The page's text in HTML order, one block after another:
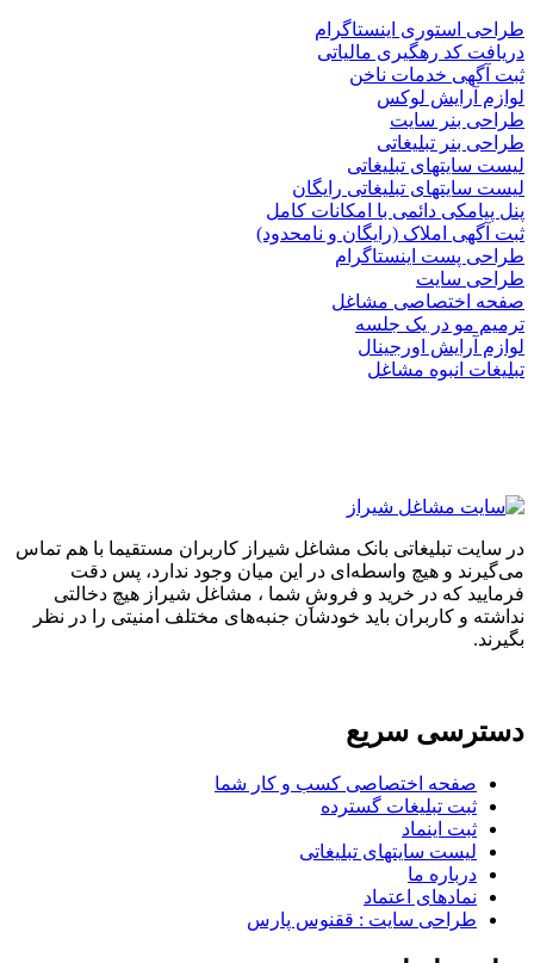
طراحی استوری اینستاگرام
دریافت کد رهگیری مالیاتی
ثبت آگهی خدمات ناخن
لوازم آرایش لوکس
طراحی بنر سایت
طراحی بنر تبلیغاتی
لیست سایتهای تبلیغاتی
لیست سایتهای تبلیغاتی رایگان
پنل پیامکی دائمی با امکانات کامل
ثبت آگهی املاک (رایگان و نامحدود)
طراحی پست اینستاگرام
طراحی سایت
صفحه اختصاصی مشاغل
ترمیم مو در یک جلسه
لوازم آرایش اورجینال
تبلیغات انبوه مشاغل
در سایت تبلیغاتی بانک مشاغل شیراز کاربران مستقیما با هم تماس
می‌گیرند و هیچ واسطه‌ای در این میان وجود ندارد، پس دقت
فرمایید که در خرید و فروشِ شما ، مشاغل شیراز هیچ دخالتی
نداشته و کاربران باید خودشان جنبه‌های مختلف امنیتی را در نظر
بگیرند.
دسترسی سریع
صفحه اختصاصی کسب و کار شما
ثبت تبلیغات گسترده
ثبت اینماد
لیست سایتهای تبلیغاتی
درباره ما
نمادهای اعتماد
طراحی سایت : ققنوس پارس